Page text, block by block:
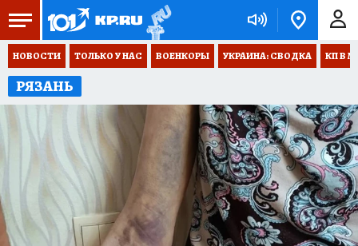
НОВОСТИ ТОЛЬКО У НАС ВОЕНКОРЫ УКРАИНА: СВОДКА КП В
РЯЗАНЬ